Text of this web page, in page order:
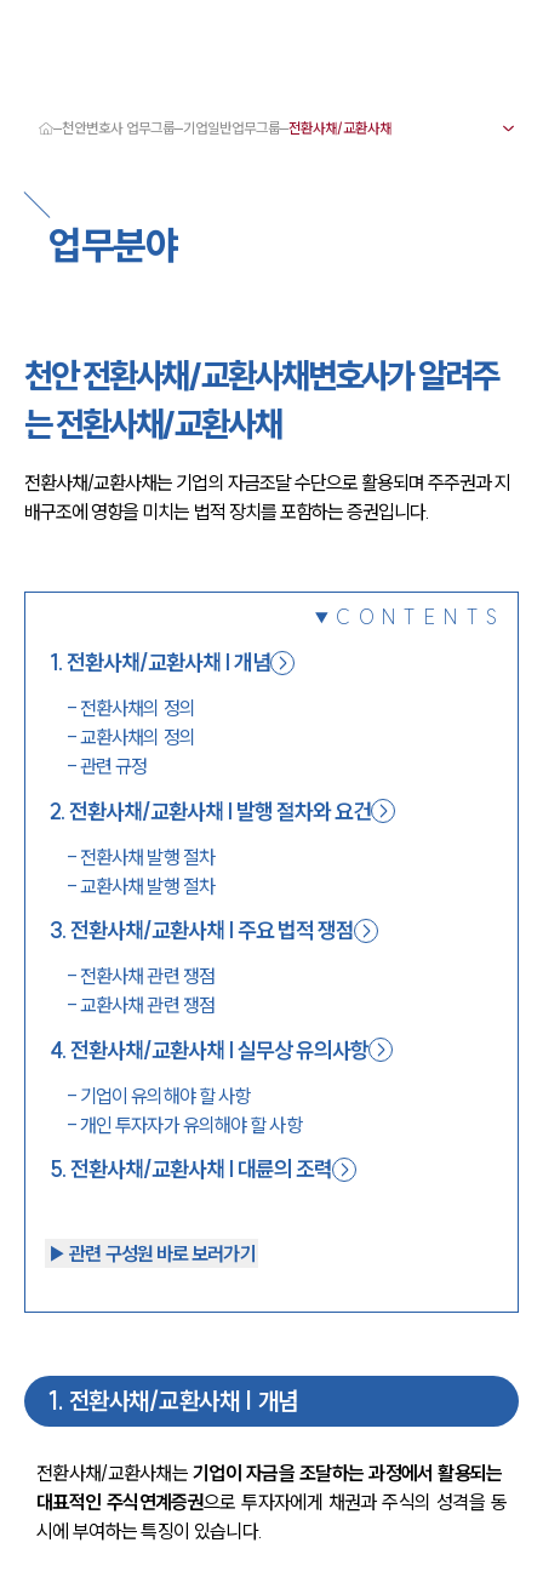
서울·대전·천안변호사
천안형사전문변호사
천안이혼전문변호사
천안학교폭력변호사
천안변호사 주요 업무사례
천안 분사무소 오시는 길
천안변호사상담 상담접수
채용정보
1800-7905
천안변호사 업무그룹 기업일반업무그룹
업무분야
천안 전환사채/교환사채변호사가 알려주
는 전환사채/교환사채
전환사채/교환사채는 기업의 자금조달 수단으로 활용되며 주주권과 지
배구조에 영향을 미치는 법적 장치를 포함하는 증권입니다.
CONTENTS
1.전환사채/교환사채 | 개념
- 전환사채의 정의
-교환사채의 정의
-관련 규정
2.전환사채/교환사채 | 발행 절차와 요건
- 전환사채 발행 절차
-교환사채 발행 절차
3.전환사채/교환사채 | 주요 법적 쟁점
- 전환사채 관련 쟁점
-교환사채 관련 쟁점
4.전환사채/교환사채 | 실무상 유의사항
- 기업이 유의해야 할 사항
-개인 투자자가 유의해야 할 사항
5.전환사채/교환사채 | 대륜의 조력
▶︎ 관련 구성원 바로 보러가기
1. 전환사채/교환사채 | 개념
전환사채/교환사채는 기업이 자금을 조달하는 과정에서 활용되는
대표적인 주식연계증권으로 투자자에게 채권과 주식의 성격을 동
시에 부여하는 특징이 있습니다.